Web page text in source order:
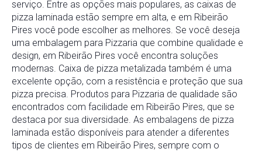
serviço. Entre as opções mais populares, as caixas de
pizza laminada estão sempre em alta, e em Ribeirão
Pires você pode escolher as melhores. Se você deseja
uma embalagem para Pizzaria que combine qualidade e
design, em Ribeirão Pires você encontra soluções
modernas. Caixa de pizza metalizada também é uma
excelente opção, com a resistência e proteção que sua
pizza precisa. Produtos para Pizzaria de qualidade são
encontrados com facilidade em Ribeirão Pires, que se
destaca por sua diversidade. As embalagens de pizza
laminada estão disponíveis para atender a diferentes
tipos de clientes em Ribeirão Pires, sempre com o